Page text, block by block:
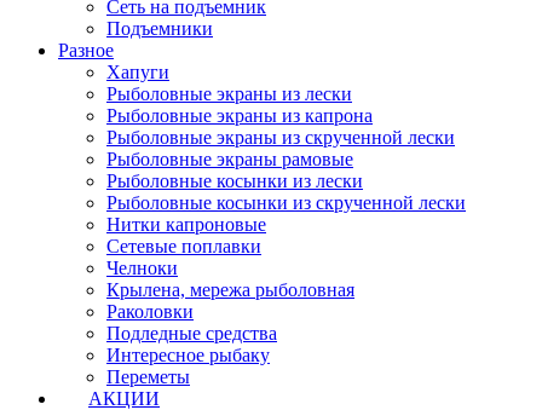
Сеть на подъемник
Подъемники
Разное
Хапуги
Рыболовные экраны из лески
Рыболовные экраны из капрона
Рыболовные экраны из скрученной лески
Рыболовные экраны рамовые
Рыболовные косынки из лески
Рыболовные косынки из скрученной лески
Нитки капроновые
Сетевые поплавки
Челноки
Крылена, мережа рыболовная
Раколовки
Подледные средства
Интересное рыбаку
Переметы
АКЦИИ